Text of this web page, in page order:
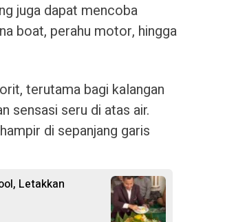
juga dapat mencoba
boat, perahu motor, hingga
terutama bagi kalangan
sensasi seru di atas air.
di sepanjang garis
Letakkan